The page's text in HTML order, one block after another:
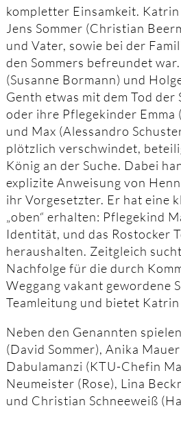
kompletter Einsamkeit.
Jens Sommer (Christian
und Vater, sowie bei der
den Sommers befreundet
(Susanne Bormann) und
Genth etwas mit dem Tod der
oder ihre Pflegekinder Emma
und Max (Alessandro
plötzlich verschwindet,
König an der Suche. Dabei
explizite Anweisung von
ihr Vorgesetzter. Er hat eine
„oben“ erhalten: Pflegekind
Identität, und das Rostocker
heraushalten. Zeitgleich
Nachfolge für die durch
Weggang vakant gewordene
Teamleitung und bietet
Neben den Genannten
(David Sommer), Anika
Dabulamanzi (KTU-Chefin
Neumeister (Rose), Lina
und Christian Schneeweiß